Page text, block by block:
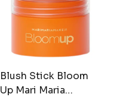
Blush Stick Bloom
Up Mari Maria